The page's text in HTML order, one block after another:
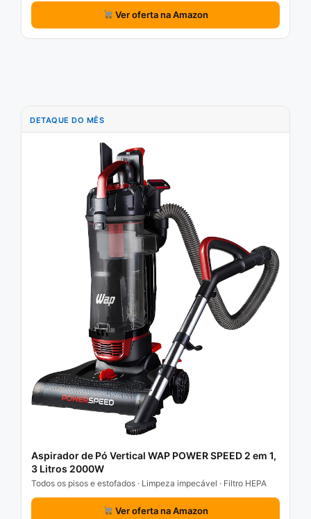
Ver oferta na Amazon
DETAQUE DO MÊS
Aspirador de Pó Vertical WAP POWER SPEED 2 em 1,
3 Litros 2000W
Todos os pisos e estofados · Limpeza impecável · Filtro HEPA
Ver oferta na Amazon